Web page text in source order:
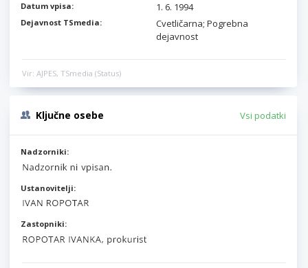
Datum vpisa: 1. 6. 1994
Dejavnost TSmedia:
Cvetličarna; Pogrebna
dejavnost
Vir: AJPES, TSmedia (Status)
Ključne osebe Vsi podatki
Nadzorniki:
Ustanovitelji:
Zastopniki: